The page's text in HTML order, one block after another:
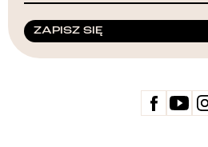
ZAPISZ SIĘ